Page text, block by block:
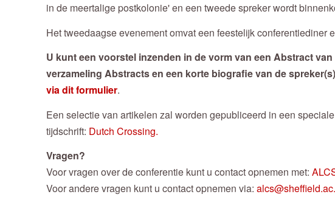
in de meertalige postkolonie' en een tweede spreker wordt
Het tweedaagse evenement omvat een feestelijk conferentiediner
U kunt een voorstel inzenden in de vorm van een Abstract
verzameling Abstracts en een korte biografie van de
via dit formulier.
Een selectie van artikelen zal worden gepubliceerd in een
tijdschrift: Dutch Crossing.
Vragen?
Voor vragen over de conferentie kunt u contact opnemen met:
Voor andere vragen kunt u contact opnemen via: